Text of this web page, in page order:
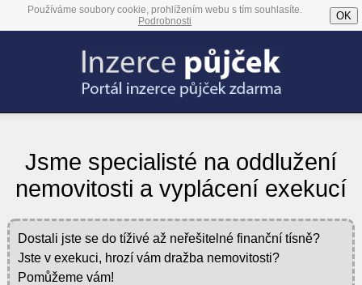
Používáme soubory cookie, prohlížením webu s tím souhlasíte.
Podrobnosti
OK
Jsme specialisté na oddlužení
nemovitosti a vyplácení exekucí
Dostali jste se do tíživé až neřešitelné finanční tísně?
Jste v exekuci, hrozí vám dražba nemovitosti?
Pomůžeme vám!